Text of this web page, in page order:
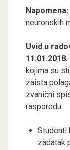
Napomena:
neuronskih
Uvid u
11.01.2018.
kojima su
zaista
zvanični
rasporedu:
Studenti
zadatak